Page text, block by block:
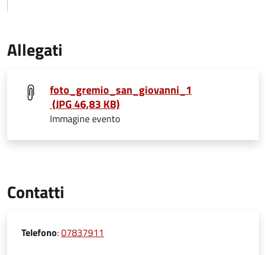
Allegati
foto_gremio_san_giovanni_1
(JPG 46,83 KB)
Immagine evento
Contatti
Telefono:07837911